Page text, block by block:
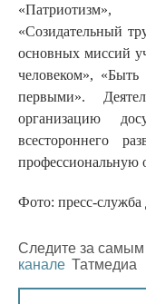
«Созидательный
основных миссий
человеком»,
первыми».
организацию
всестороннего
профессиональную
Фото: пресс-
Следите за
канале Татмедиа